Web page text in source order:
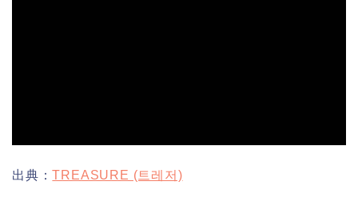
出典：TREASURE (트레저)